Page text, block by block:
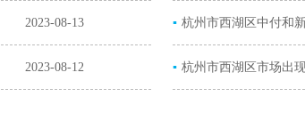
超限）
2023-08-13 ▪ 杭州市西湖区中付和
POS机）
2023-08-12 ▪ 杭州市西湖区市场出